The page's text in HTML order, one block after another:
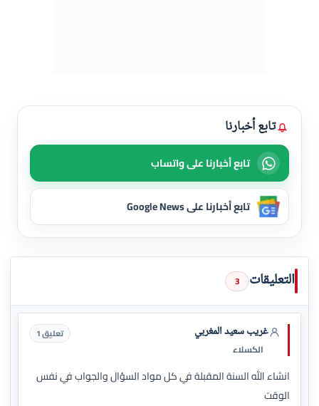
تابع أخبارنا
تابع أخبارنا على واتساب
تابع أخبارنا على Google News
التعليقات 3
غريب سعيد المغربي
الكسلاء
تعليق 1
انشاء الله السنة المقبلة في كل مواد السؤال والجواب في نفس
الوقت